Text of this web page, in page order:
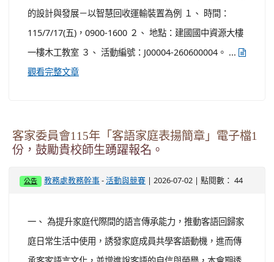
的設計與發展－以智慧回收運輸裝置為例 １、 時間：
115/7/17(五)，0900-1600 ２、 地點：建國國中資源大樓
一樓木工教室 ３、 活動編號：J00004-260600004。 ...
觀看完整文章
客家委員會115年「客語家庭表揚簡章」電子檔1
份，鼓勵貴校師生踴躍報名。
公告 教務處教務幹事 -活動與競賽 | 2026-07-02 | 點閱數： 44
一、 為提升家庭代際間的語言傳承能力，推動客語回歸家
庭日常生活中使用，誘發家庭成員共學客語動機，進而傳